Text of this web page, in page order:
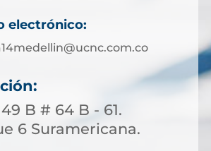
electrónico:
B # 64 B - 61.
6 Suramericana.